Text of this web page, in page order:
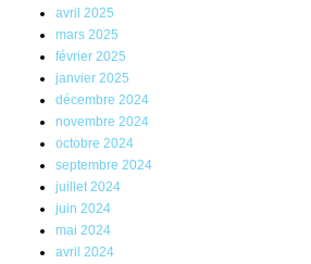
avril 2025
mars 2025
février 2025
janvier 2025
décembre 2024
novembre 2024
octobre 2024
septembre 2024
juillet 2024
juin 2024
mai 2024
avril 2024